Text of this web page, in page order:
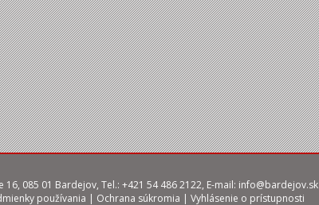
085 01 Bardejov, Tel.: +421 54 486 2122, E-mail: info@bardejov.sk
používania | Ochrana súkromia | Vyhlásenie o prístupnosti